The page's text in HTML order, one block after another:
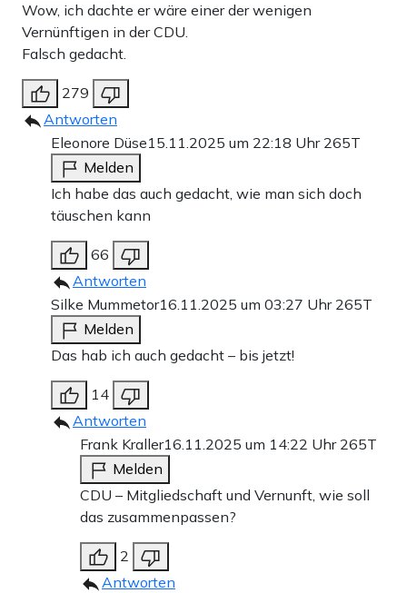
Wow, ich dachte er wäre einer der wenigen
Vernünftigen in der CDU.
Falsch gedacht.
279
Antworten
Eleonore Düse15.11.2025 um 22:18 Uhr 265T
Melden
Ich habe das auch gedacht, wie man sich doch
täuschen kann
66
Antworten
Silke Mummetor16.11.2025 um 03:27 Uhr 265T
Melden
Das hab ich auch gedacht – bis jetzt!
14
Antworten
Frank Kraller16.11.2025 um 14:22 Uhr 265T
Melden
CDU – Mitgliedschaft und Vernunft, wie soll
das zusammenpassen?
2
Antworten